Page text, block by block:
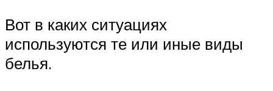
Вот в каких ситуациях
используются те или иные виды
белья.